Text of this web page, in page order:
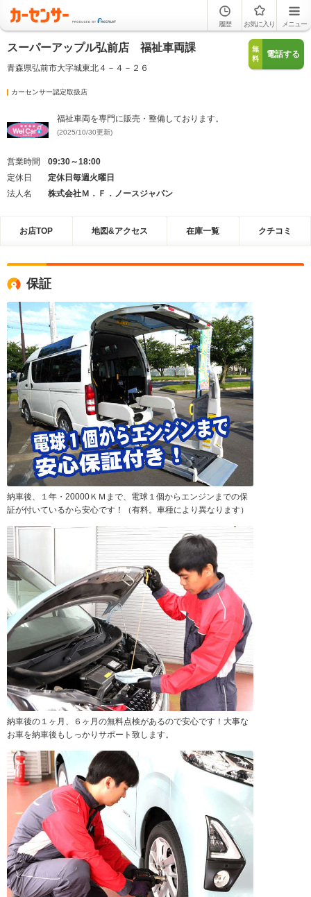
履歴 お気に入り メニュー
スーパーアップル弘前店 福祉車両課
青森県弘前市大字城東北４－４－２６
無
料
電話する
カーセンサー認定取扱店
福祉車両を専門に販売・整備しております。
(2025/10/30更新)
営業時間
09:30～18:00
定休日
定休日毎週火曜日
法人名
株式会社Ｍ．Ｆ．ノースジャパン
お店TOP 地図&アクセス 在庫一覧 クチコミ
保証
納車後、１年・20000ＫＭまで、電球１個からエンジンまでの保
証が付いているから安心です！（有料。車種により異なります）
納車後の１ヶ月、６ヶ月の無料点検があるので安心です！大事な
お車を納車後もしっかりサポート致します。